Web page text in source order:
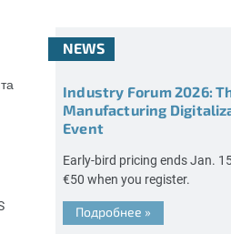
NEWS
Industry Forum 2026:
Manufacturing
Event
Early-bird pricing ends Jan.
€50 when you register.
Подробнее »